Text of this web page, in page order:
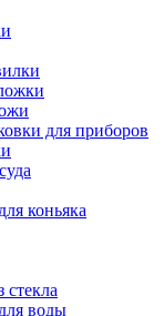
для приборов
коньяка
воды